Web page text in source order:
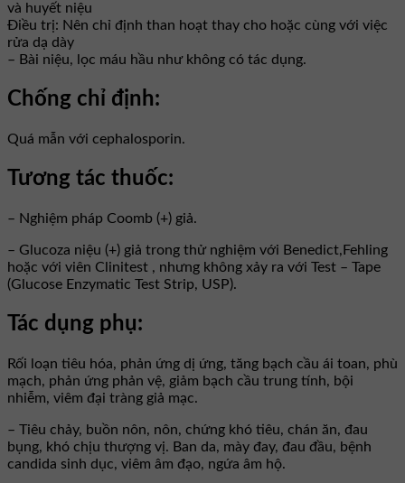
và huyết niệu
Điều trị: Nên chỉ định than hoạt thay cho hoặc cùng với việc
rửa dạ dày
– Bài niệu, lọc máu hầu như không có tác dụng.
Chống chỉ định:
Quá mẫn với cephalosporin.
Tương tác thuốc:
– Nghiệm pháp Coomb (+) giả.
– Glucoza niệu (+) giả trong thử nghiệm với Benedict,Fehling
hoặc với viên Clinitest , nhưng không xảy ra với Test – Tape
(Glucose Enzymatic Test Strip, USP).
Tác dụng phụ:
Rối loạn tiêu hóa, phản ứng dị ứng, tăng bạch cầu ái toan, phù
mạch, phản ứng phản vệ, giảm bạch cầu trung tính, bội
nhiễm, viêm đại tràng giả mạc.
– Tiêu chảy, buồn nôn, nôn, chứng khó tiêu, chán ăn, đau
bụng, khó chịu thượng vị. Ban da, mày đay, đau đầu, bệnh
candida sinh dục, viêm âm đạo, ngứa âm hộ.